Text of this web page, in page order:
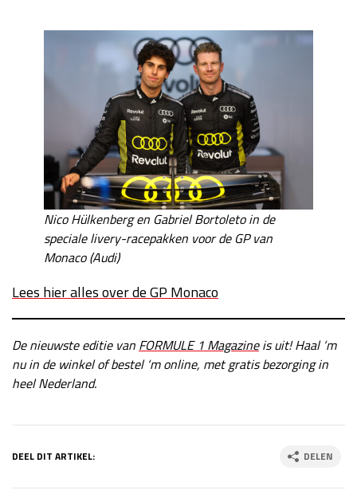
Kwalificatie
za 19:00 - 20:00
Nico Hülkenberg en Gabriel Bortoleto in de
speciale livery-racepakken voor de GP van
Monaco (Audi)
Lees hier alles over de GP Monaco
De nieuwste editie van FORMULE 1 Magazineis uit! Haal ‘m
nu in de winkel of bestel ‘m online, met gratis bezorging in
heel Nederland.
DEEL DIT ARTIKEL: DELEN